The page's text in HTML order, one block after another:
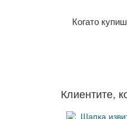
Когато
Клиентите,